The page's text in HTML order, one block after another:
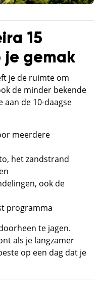
15
je gemak
je de ruimte om
de minder bekende
aan de 10-daagse
meerdere
het zandstrand
ook de
programma
te jagen.
als je langzamer
op een dag dat je